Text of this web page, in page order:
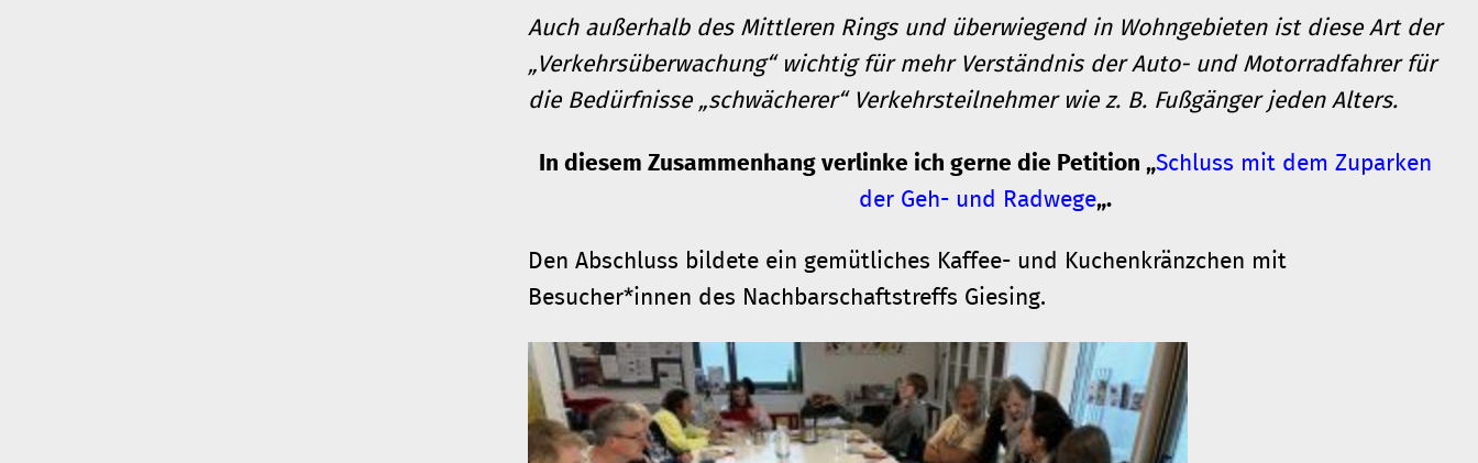
Auch außerhalb des Mittleren Rings und überwiegend in Wohngebieten ist diese Art der
„Verkehrsüberwachung“ wichtig für mehr Verständnis der Auto- und Motorradfahrer für
die Bedürfnisse „schwächerer“ Verkehrsteilnehmer wie z. B. Fußgänger jeden Alters.
In diesem Zusammenhang verlinke ich gerne die Petition „Schluss mit dem Zuparken
der Geh- und Radwege„.
Den Abschluss bildete ein gemütliches Kaffee- und Kuchenkränzchen mit
Besucher*innen des Nachbarschaftstreffs Giesing.